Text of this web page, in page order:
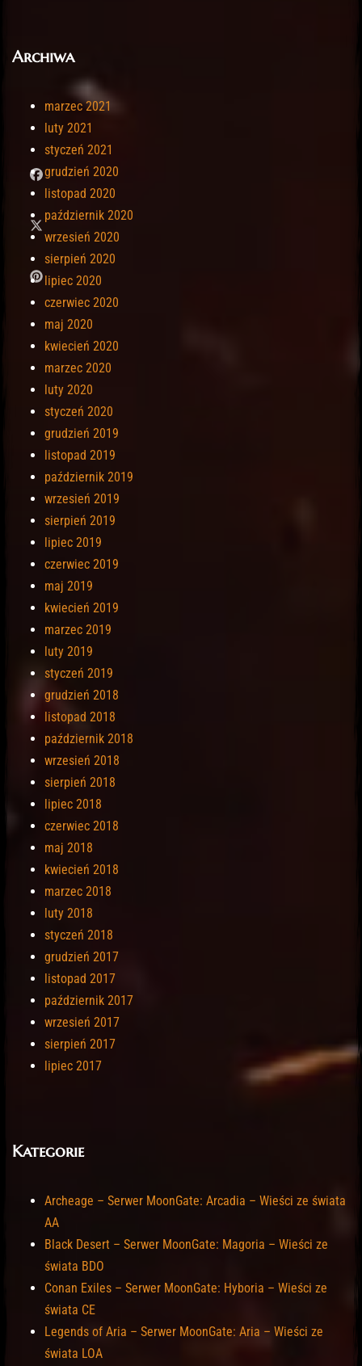
Archiwa
marzec 2021
luty 2021
styczeń 2021
grudzień 2020
listopad 2020
październik 2020
wrzesień 2020
sierpień 2020
lipiec 2020
czerwiec 2020
maj 2020
kwiecień 2020
marzec 2020
luty 2020
styczeń 2020
grudzień 2019
listopad 2019
październik 2019
wrzesień 2019
sierpień 2019
lipiec 2019
czerwiec 2019
maj 2019
kwiecień 2019
marzec 2019
luty 2019
styczeń 2019
grudzień 2018
listopad 2018
październik 2018
wrzesień 2018
sierpień 2018
lipiec 2018
czerwiec 2018
maj 2018
kwiecień 2018
marzec 2018
luty 2018
styczeń 2018
grudzień 2017
listopad 2017
październik 2017
wrzesień 2017
sierpień 2017
lipiec 2017
Kategorie
Archeage – Serwer MoonGate: Arcadia – Wieści ze świata
AA
Black Desert – Serwer MoonGate: Magoria – Wieści ze
świata BDO
Conan Exiles – Serwer MoonGate: Hyboria – Wieści ze
świata CE
Legends of Aria – Serwer MoonGate: Aria – Wieści ze
świata LOA